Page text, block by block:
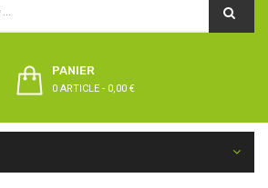
PANIER
0 ARTICLE - 0,00 €